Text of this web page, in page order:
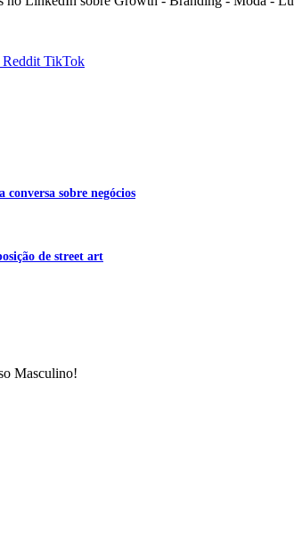
Reddit TikTok
conversa sobre negócios
de street art
Masculino!